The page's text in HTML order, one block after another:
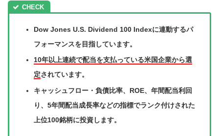
Dow Jones U.S. Dividend 100 Indexに連動するパ
フォーマンスを目指しています。
10年以上連続で配当を支払っている米国企業から選
定されています。
キャッシュフロー・負債比率、ROE、年間配当利回
り、5年間配当成長率などの指標でランク付けされた
上位100銘柄に投資します。